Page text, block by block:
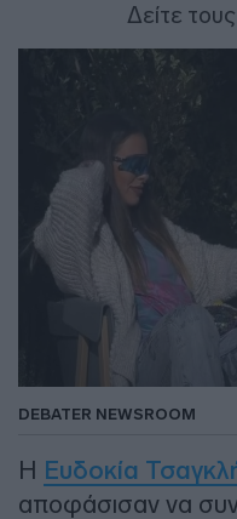
Δείτε
DEBATER NEWSROOM
Η Ευδοκία
αποφάσισαν να